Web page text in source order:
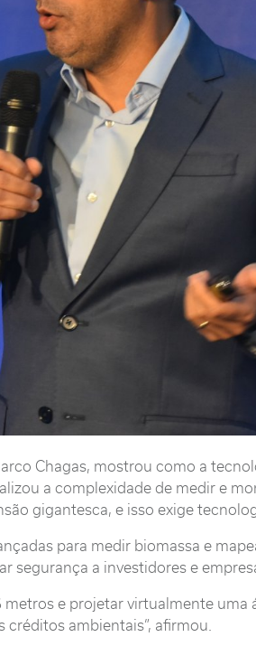
Chagas, mostrou como a
a complexidade de medir e
gigantesca, e isso exige
para medir biomassa e
segurança a investidores e
e projetar virtualmente
créditos ambientais”, afirmou.